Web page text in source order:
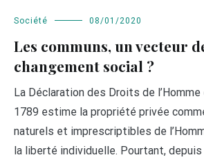
Société 08/01/2020
Les communs, un vecteur
changement social ?
La Déclaration des Droits de
1789 estime la propriété privée
naturels et imprescriptibles de
la liberté individuelle. Pourtant,